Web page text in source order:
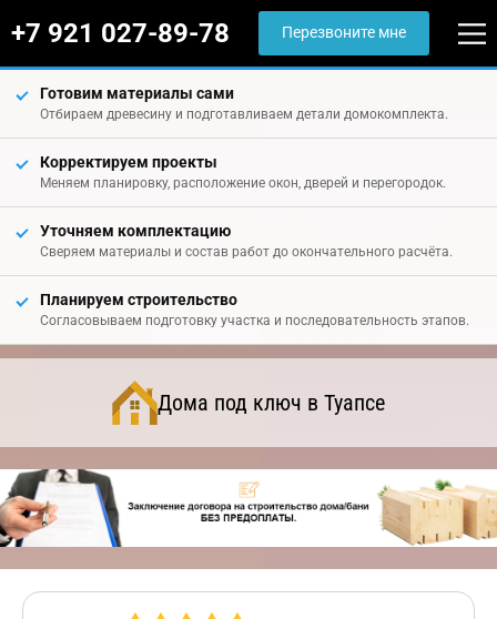
+7 921 027-89-78 Перезвоните мне
Готовим материалы сами
Отбираем древесину и подготавливаем детали домокомплекта.
Корректируем проекты
Меняем планировку, расположение окон, дверей и перегородок.
Уточняем комплектацию
Сверяем материалы и состав работ до окончательного расчёта.
Планируем строительство
Согласовываем подготовку участка и последовательность этапов.
Дома под ключ в Туапсе